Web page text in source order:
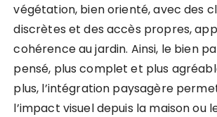
végétation, bien orienté, avec des
discrètes et des accès propres,
cohérence au jardin. Ainsi, le bien
pensé, plus complet et plus
plus, l’intégration paysagère
l’impact visuel depuis la maison ou